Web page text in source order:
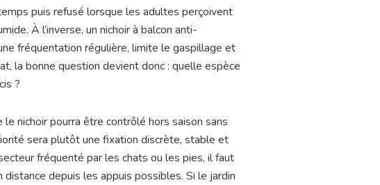
puis refusé lorsque les adultes perçoivent
À l’inverse, un nichoir à balcon anti-
fréquentation régulière, limite le gaspillage et
la bonne question devient donc : quelle espèce
?
le nichoir pourra être contrôlé hors saison sans
sera plutôt une fixation discrète, stable et
fréquenté par les chats ou les pies, il faut
depuis les appuis possibles. Si le jardin